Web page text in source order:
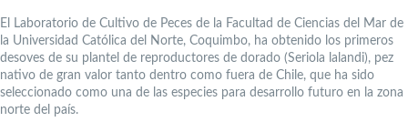
El Laboratorio de Cultivo de Peces de la Facultad de Ciencias del Mar de
la Universidad Católica del Norte, Coquimbo, ha obtenido los primeros
desoves de su plantel de reproductores de dorado (Seriola lalandi), pez
nativo de gran valor tanto dentro como fuera de Chile, que ha sido
seleccionado como una de las especies para desarrollo futuro en la zona
norte del país.